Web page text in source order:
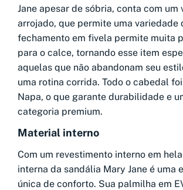
Jane apesar de sóbria, conta com um
arrojado, que permite uma variedade
fechamento em fivela permite muita
para o calce, tornando esse item
aquelas que não abandonam seu
uma rotina corrida. Todo o cabedal
Napa, o que garante durabilidade e
categoria premium.
Material interno
Com um revestimento interno em
interna da sandália Mary Jane é uma
única de conforto. Sua palmilha em